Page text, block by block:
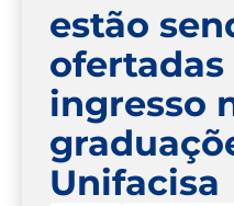
estão
ofertadas
ingresso
Unifacisa